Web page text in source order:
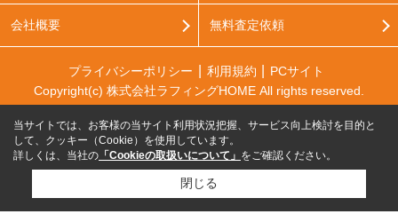
会社概要 無料査定依頼
プライバシーポリシー 利用規約
PCサイト
Copyright(c) 株式会社ラフィングHOME All rights reserved.
当サイトでは、お客様の当サイト利用状況把握、サービス向上検討を目的と
して、クッキー（Cookie）を使用しています。
詳しくは、当社の 「Cookieの取扱いについて」 をご確認ください。
閉じる